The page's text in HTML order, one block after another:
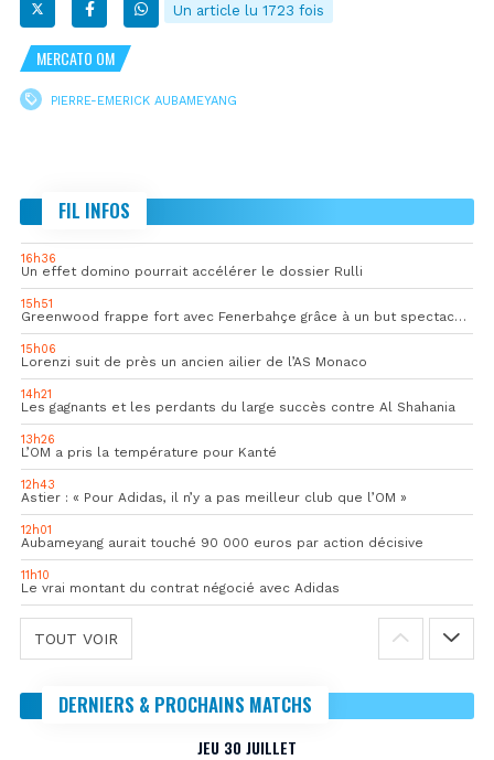
Un article lu 1723 fois
MERCATO OM
PIERRE-EMERICK AUBAMEYANG
FIL INFOS
16h36
Un effet domino pourrait accélérer le dossier Rulli
15h51
Greenwood frappe fort avec Fenerbahçe grâce à un but spectaculaire
15h06
Lorenzi suit de près un ancien ailier de l’AS Monaco
14h21
Les gagnants et les perdants du large succès contre Al Shahania
13h26
L’OM a pris la température pour Kanté
12h43
Astier : « Pour Adidas, il n’y a pas meilleur club que l’OM »
12h01
Aubameyang aurait touché 90 000 euros par action décisive
11h10
Le vrai montant du contrat négocié avec Adidas
TOUT VOIR
DERNIERS & PROCHAINS MATCHS
JEU 30 JUILLET